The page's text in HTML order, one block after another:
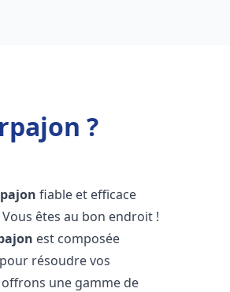
?
fiable et efficace
êtes au bon endroit !
est composée
résoudre vos
une gamme de